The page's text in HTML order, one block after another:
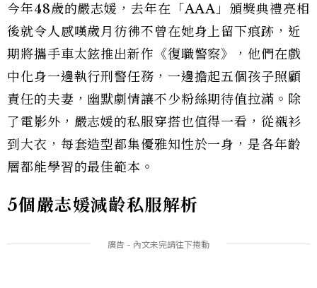
今年48歲的嚴志媛，去年在「AAA」頒獎典禮亮相
後就令人感嘆歲月彷彿不曾在她身上留下痕跡，近
期將攜手車太鉉推出新作《復職警察》，他們在戲
中化身一邊執行刑警任務，一邊擔起五個孩子照顧
責任的夫妻，幽默劇情讓不少粉絲期待值拉滿。除
了電影外，嚴志媛的私服穿搭也值得一看，從襯衫
到大衣，每套造型都集優雅知性於一身，是各年齡
層都能學習的最佳範本。
5個嚴志媛減齡私服解析